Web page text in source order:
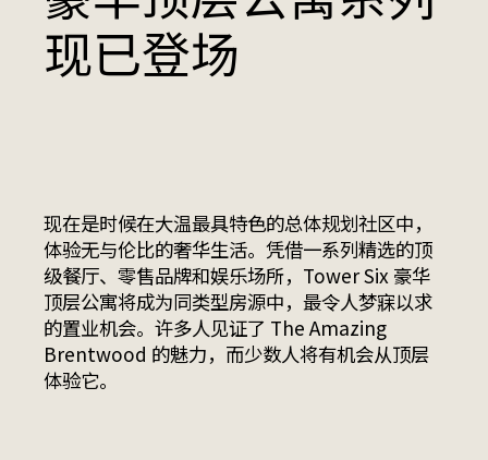
现已登场
现在是时候在大温最具特色的总体规划社区中，
体验无与伦比的奢华生活。凭借一系列精选的顶
级餐厅、零售品牌和娱乐场所，Tower Six 豪华
顶层公寓将成为同类型房源中，最令人梦寐以求
的置业机会。许多人见证了 The Amazing
Brentwood 的魅力，而少数人将有机会从顶层
体验它。